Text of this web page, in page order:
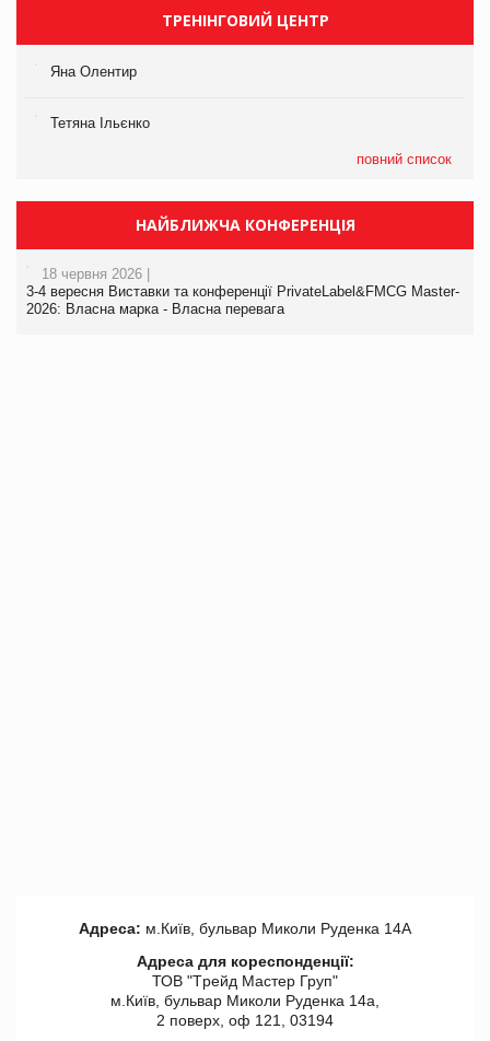
ТРЕНІНГОВИЙ ЦЕНТР
Яна Олентир
Тетяна Ільєнко
повний список
НАЙБЛИЖЧА КОНФЕРЕНЦІЯ
18 червня 2026 |
3-4 вересня Виставки та конференції PrivateLabel&FMCG Master-
2026: Власна марка - Власна перевага
Адреса: м.Київ, бульвар Миколи Руденка 14А
Адреса для кореспонденції:
ТОВ "Tрейд Мастер Груп"
м.Київ, бульвар Миколи Руденка 14а,
2 поверх, оф 121, 03194